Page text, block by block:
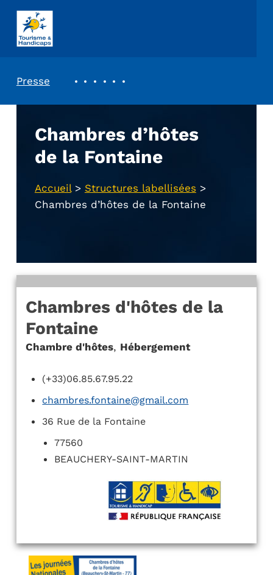
ASSOCIATION TOURISME ET HANDICAPS
Presse
Chambres d’hôtes
de la Fontaine
Accueil> Structures labellisées >
Chambres d’hôtes de la Fontaine
Chambres d'hôtes de la
Fontaine
Chambre d'hôtes, Hébergement
(+33)06.85.67.95.22
chambres.fontaine@gmail.com
36 Rue de la Fontaine
77560
BEAUCHERY-SAINT-MARTIN